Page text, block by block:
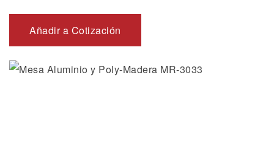
Añadir a Cotización